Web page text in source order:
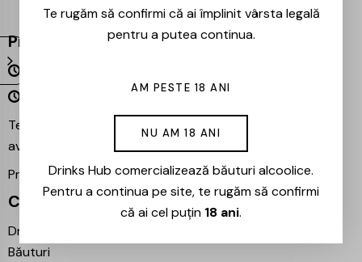
Program
Sâmbătă – Duminică Închis
Te așteptăm și în magazinul nostru din București –
avem mereu reduceri speciale la băuturile preferate!
Proiecte partenere:Ezotera
Contact
Drinks Hub – Magazin de
Băuturi
Te rugăm să confirmi că ai împlinit vârsta legală
pentru a putea continua.
AM PESTE 18 ANI
NU AM 18 ANI
Drinks Hub comercializează băuturi alcoolice.
Pentru a continua pe site, te rugăm să confirmi
că ai cel puțin 18 ani.